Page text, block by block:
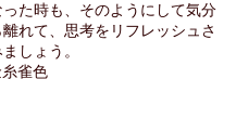
た時も、そのようにして気分
れて、思考をリフレッシュさ
しょう。
雀色